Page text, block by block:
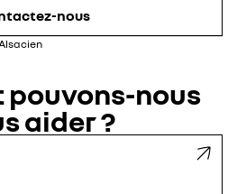
nous
pouvons-nous
aider ?